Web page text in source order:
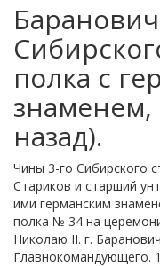
полка с
знаменем,
назад).
Чины 3-го Сибирского
Стариков и старший
ими германским
полка № 34 на
Николаю II. г.
Главнокомандующего.